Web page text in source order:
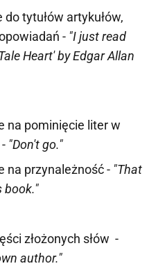
do tytułów artykułów,
- "I just read
Heart' by Edgar Allan
na pominięcie liter w
"Don't go."
na przynależność - "That
book."
złożonych słów -
author."